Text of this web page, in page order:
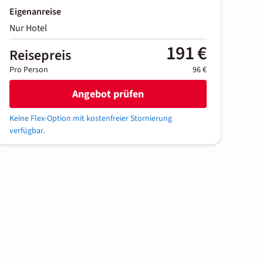
Eigenanreise
Nur Hotel
Reisepreis 191 €
Pro Person 96 €
Angebot prüfen
Keine Flex-Option mit kostenfreier Stornierung
verfügbar.